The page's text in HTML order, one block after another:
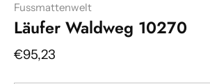
Fussmattenwelt
Läufer Waldweg 10270
€95,23